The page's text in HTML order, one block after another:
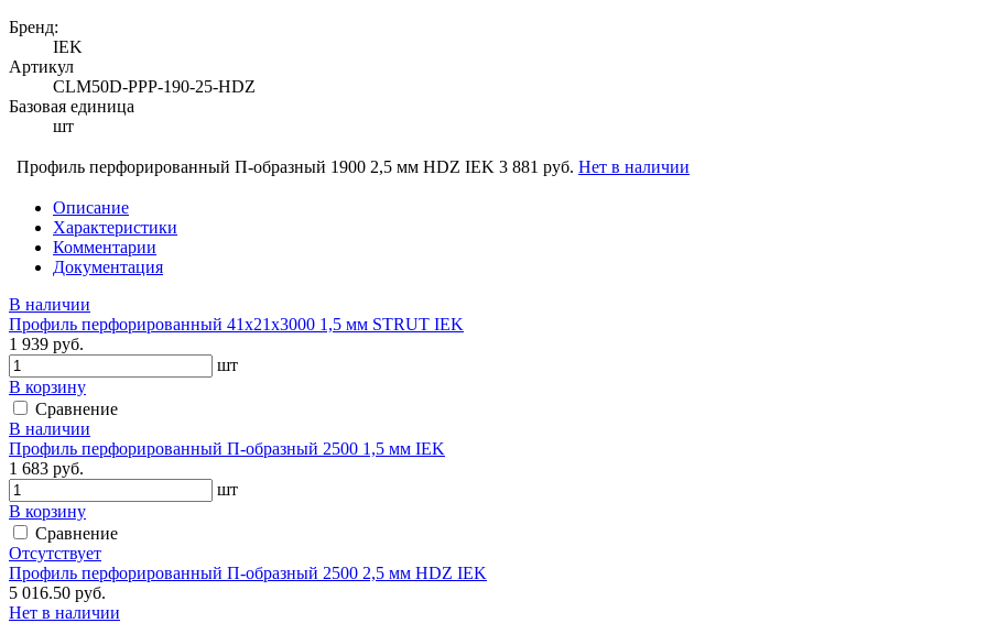
Бренд:
IEK
Артикул
CLM50D-PPP-190-25-HDZ
Базовая единица
шт
Профиль перфорированный П-образный 1900 2,5 мм HDZ IEK 3 881 руб. Нет в наличии
Описание
Характеристики
Комментарии
Документация
В наличии
Профиль перфорированный 41х21х3000 1,5 мм STRUT IEK
1 939 руб.
шт
В корзину
Сравнение
В наличии
Профиль перфорированный П-образный 2500 1,5 мм IEK
1 683 руб.
шт
В корзину
Сравнение
Отсутствует
Профиль перфорированный П-образный 2500 2,5 мм HDZ IEK
5 016.50 руб.
Нет в наличии